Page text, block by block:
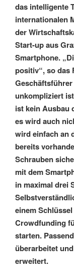
das intelligente
internationalen
der
Start-up aus
Smartphone.
positiv“, so das
unkompliziert
ist kein Ausbau
es wird auch
wird einfach an
bereits
Schrauben
mit dem
in maximal drei
einem
Crowdfunding
starten.
überarbeitet
erweitert.